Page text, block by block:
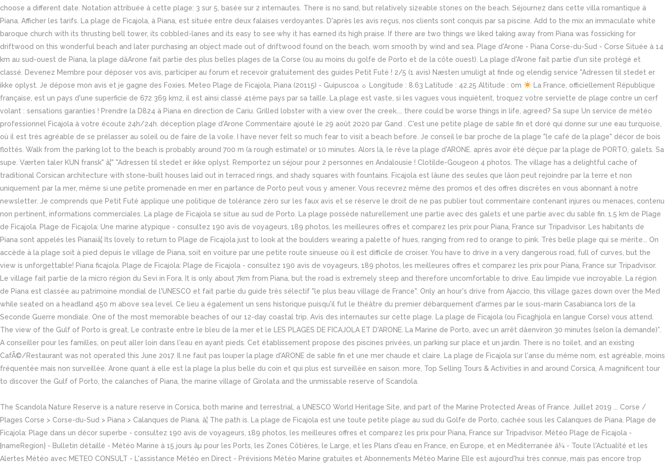
choose a different date. Notation attribuée à cette plage: 3 sur 5, basée sur 2 internautes. There is no sand, but relatively sizeable stones on the beach. Séjournez dans cette villa romantique à
Piana. Afficher les tarifs. La plage de Ficajola, à Piana, est située entre deux falaises verdoyantes. D'après les avis reçus, nos clients sont conquis par sa piscine. Add to the mix an immaculate white
baroque church with its thrusting bell tower, its cobbled-lanes and its easy to see why it has earned its high praise. If there are two things we liked taking away from Piana was fossicking for
driftwood on this wonderful beach and later purchasing an object made out of driftwood found on the beach, worn smooth by wind and sea. Plage d'Arone - Piana Corse-du-Sud - Corse Située à 14
km au sud-ouest de Piana, la plage dâArone fait partie des plus belles plages de la Corse (ou au moins du golfe de Porto et de la côte ouest). La plage d'Arone fait partie d'un site protégé et
classé. Devenez Membre pour déposer vos avis, participer au forum et recevoir gratuitement des guides Petit Futé ! 2/5 (1 avis) Næsten umuligt at finde og elendig service "Adressen til stedet er
ikke oplyst. Je dépose mon avis et je gagne des Foxies. Meteo Plage de Ficajola, Piana (20115) - Guipuscoa ☼ Longitude : 8.63 Latitude : 42.25 Altitude : 0m
La France, officiellement République
française, est un pays d'une superficie de 672 369 km2, il est ainsi classé 41ème pays par sa taille. La plage est vaste, si les vagues vous inquiètent, troquez votre serviette de plage contre un cerf
volant : sensations garanties ! Prendre la D824 à Piana en direction de Cariu. Grilled lobster with a view over the creek.... there could be worse things in life, agreed? Sa supe Un service de météo
professionnel Ficajola à votre écoute 24h/24h. déception plage d'Arone Commentaire ajouté le 29 août 2020 par Gand . C'est une petite plage de sable fin et doré qui donne sur une eau turquoise,
où il est très agréable de se prélasser au soleil ou de faire de la voile. I have never felt so much fear to visit a beach before. Je conseil le bar proche de la plage "le café de la plage" décor de bois
flottés. Walk from the parking lot to the beach is probably around 700 m (a rough estimate) or 10 minutes. Alors là, le rêve la plage d'ARONE. après avoir été déçue par la plage de PORTO, galets. Sa
supe. Værten taler KUN fransk" â¦" "Adressen til stedet er ikke oplyst. Remportez un séjour pour 2 personnes en Andalousie ! Clotilde-Gougeon 4 photos. The village has a delightful cache of
traditional Corsican architecture with stone-built houses laid out in terraced rings, and shady squares with fountains. Ficajola est lâune des seules que lâon peut rejoindre par la terre et non
uniquement par la mer, même si une petite promenade en mer en partance de Porto peut vous y amener. Vous recevrez même des promos et des offres discrètes en vous abonnant à notre
newsletter. Je comprends que Petit Futé applique une politique de tolérance zéro sur les faux avis et se réserve le droit de ne pas publier tout commentaire contenant injures ou menaces, contenu
non pertinent, informations commerciales. La plage de Ficajola se situe au sud de Porto. La plage possède naturellement une partie avec des galets et une partie avec du sable fin. 1.5 km de Plage
de Ficajola. Plage de Ficajola: Une marine atypique - consultez 190 avis de voyageurs, 189 photos, les meilleures offres et comparez les prix pour Piana, France sur Tripadvisor. Les habitants de
Piana sont appelés les Pianaiâ¦ Its lovely to return to Plage de Ficajola just to look at the boulders wearing a palette of hues, ranging from red to orange to pink. Très belle plage qui se mérite... On
accède à la plage soit à pied depuis le village de Piana, soit en voiture par une petite route sinueuse où il est difficile de croiser. You have to drive in a very dangerous road, full of curves, but the
view is unforgettable! Piana ficajola. Plage de Ficajola: Plage de Ficajola - consultez 190 avis de voyageurs, 189 photos, les meilleures offres et comparez les prix pour Piana, France sur Tripadvisor.
Le village fait partie de la micro région du Sevi in Fora. It is only about 7km from Piana, but the road is extremely steep and therefore uncomfortable to drive. Eau limpide vue incroyable. La région
de Piana est classée au patrimoine mondial de l'UNESCO et fait partie du guide très sélectif "le plus beau village de France". Only an hour's drive from Ajaccio, this village gazes down over the Med
while seated on a headland 450 m above sea level. Ce lieu a également un sens historique puisqu'il fut le théâtre du premier débarquement d'armes par le sous-marin Casabianca lors de la
Seconde Guerre mondiale. One of the most memorable beaches of our 12-day coastal trip. Avis des internautes sur cette plage. La plage de Ficajola (ou Ficaghjola en langue Corse) vous attend.
The view of the Gulf of Porto is great. Le contraste entre le bleu de la mer et le LES PLAGES DE FICAJOLA ET D'ARONE. La Marine de Porto, avec un arrêt dâenviron 30 minutes (selon la demande)*.
A conseiller pour les familles, on peut aller loin dans l'eau en ayant pieds. Cet établissement propose des piscines privées, un parking sur place et un jardin. There is no toilet, and an existing
CafÃ©/Restaurant was not operated this June 2017. Il ne faut pas louper la plage d'ARONE de sable fin et une mer chaude et claire. La plage de Ficajola sur l'anse du même nom, est agréable, moins
fréquentée mais non surveillée. Arone quant à elle est la plage la plus belle du coin et qui plus est surveillée en saison. more, Top Selling Tours & Activities in and around Corsica, A magnificent tour
to discover the Gulf of Porto, the calanches of Piana, the marine village of Girolata and the unmissable reserve of Scandola.
The Scandola Nature Reserve is a nature reserve in Corsica, both marine and terrestrial, a UNESCO World Heritage Site, and part of the Marine Protected Areas of France. Juillet 2019 ... Corse /
Plages Corse > Corse-du-Sud > Piana > Calanques de Piana. â¦ The path is. La plage de Ficajola est une toute petite plage au sud du Golfe de Porto, cachée sous les Calanques de Piana. Plage de
Ficajola: Plage dans un décor superbe - consultez 190 avis de voyageurs, 189 photos, les meilleures offres et comparez les prix pour Piana, France sur Tripadvisor. Météo Plage de Ficajola -
{nameRegion} - Bulletin détaillé - Météo Marine à 15 jours âµ pour les Ports, les Zones Côtières, le Large, et les Plans d'eau en France, en Europe, et en Méditerranée â¼ - Toute l'Actualité et les
Alertes Météo avec METEO CONSULT - L'assistance Météo en Direct - Prévisions Météo Marine gratuites et Abonnements Météo Marine Elle est aujourd'hui très connue, mais pas encore trop